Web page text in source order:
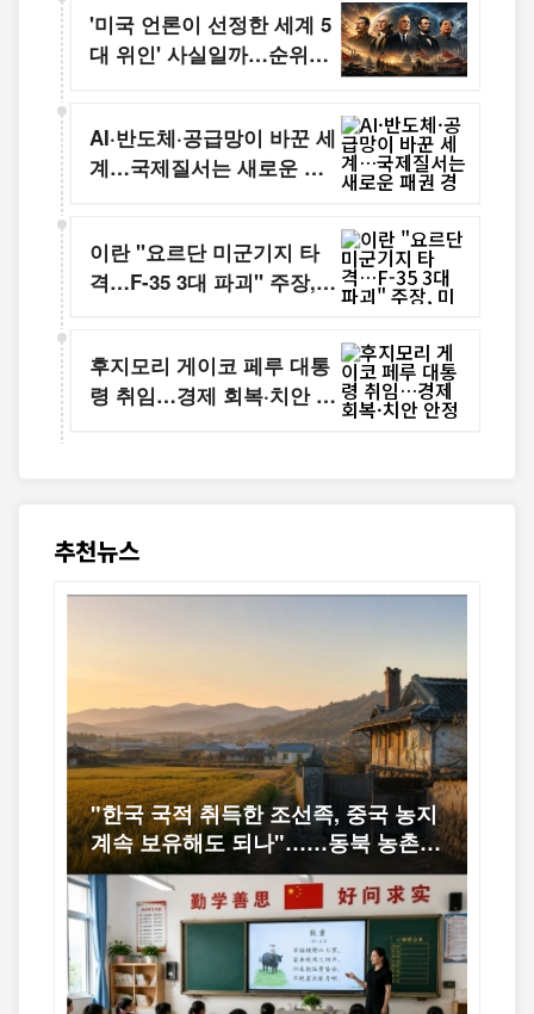
'미국 언론이 선정한 세계 5
대 위인' 사실일까…순위보
AI·반도체·공급망이 바꾼 세
계…국제질서는 새로운 패
이란 "요르단 미군기지 타
격…F-35 3대 파괴" 주장,
후지모리 게이코 페루 대통
령 취임…경제 회복·치안 안
추천뉴스
"한국 국적 취득한 조선족, 중국 농지
계속 보유해도 되나"……동북 농촌의
오래된 논쟁